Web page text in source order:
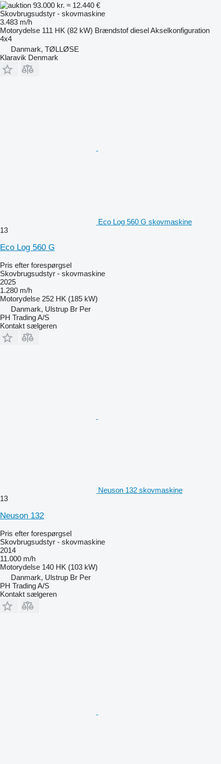
93.000 kr. ≈ 12.440 €
Skovbrugsudstyr - skovmaskine
3.483 m/h
Motorydelse 111 HK (82 kW) Brændstof dieselAkselkonfiguration
4x4
Danmark, TØLLØSE
Klaravik Denmark
Eco Log 560 G skovmaskine
13
Eco Log 560 G
Pris efter forespørgsel
Skovbrugsudstyr - skovmaskine
2025
1.280 m/h
Motorydelse 252 HK (185 kW)
Danmark, Ulstrup Br Per
PH Trading A/S
Kontakt sælgeren
Neuson 132 skovmaskine
13
Neuson 132
Pris efter forespørgsel
Skovbrugsudstyr - skovmaskine
2014
11.000 m/h
Motorydelse 140 HK (103 kW)
Danmark, Ulstrup Br Per
PH Trading A/S
Kontakt sælgeren